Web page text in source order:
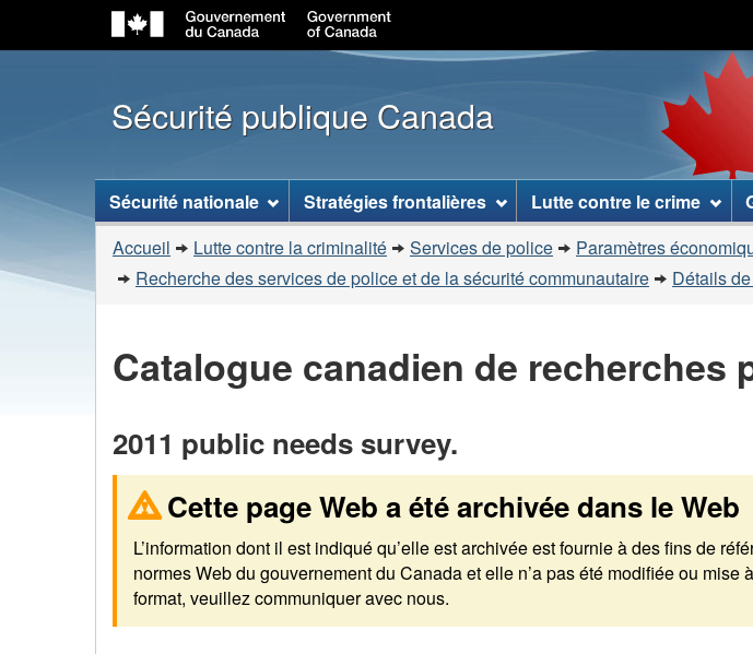
à
«
»
à
la
Sécurité publique Canada
Menu
des
sujets
Sécurité nationale Stratégies frontalières Lutte contre le crime
Vous
êtes
Accueil Lutte contre la criminalité Services de police
Paramètres
Recherche des services de police et de la sécurité communautaire
Détails
Catalogue canadien de recherches
2011 public needs survey.
Cette page Web a été archivée dans le Web
L’information dont il est indiqué qu’elle est archivée est fournie à des fins de
normes Web du gouvernement du Canada et elle n’a pas été modifiée ou
format, veuillez communiquer avec nous.